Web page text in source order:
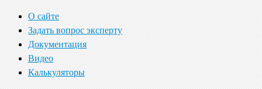
О сайте
Задать вопрос эксперту
Документация
Видео
Калькуляторы